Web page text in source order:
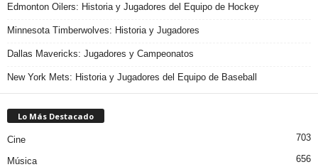
Edmonton Oilers: Historia y Jugadores del Equipo de Hockey
Minnesota Timberwolves: Historia y Jugadores
Dallas Mavericks: Jugadores y Campeonatos
New York Mets: Historia y Jugadores del Equipo de Baseball
Lo Más Destacado
Cine 703
Música 656